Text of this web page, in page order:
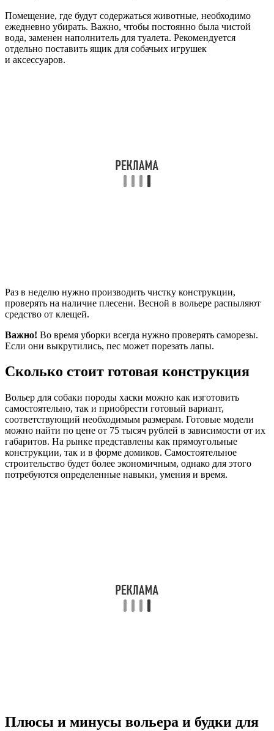
Помещение, где будут содержаться животные, необходимо
ежедневно убирать. Важно, чтобы постоянно была чистой
вода, заменен наполнитель для туалета. Рекомендуется
отдельно поставить ящик для собачьих игрушек
и аксессуаров.
Раз в неделю нужно производить чистку конструкции,
проверять на наличие плесени. Весной в вольере распыляют
средство от клещей.
Важно! Во время уборки всегда нужно проверять саморезы.
Если они выкрутились, пес может порезать лапы.
Сколько стоит готовая конструкция
Вольер для собаки породы хаски можно как изготовить
самостоятельно, так и приобрести готовый вариант,
соответствующий необходимым размерам. Готовые модели
можно найти по цене от 75 тысяч рублей в зависимости от их
габаритов. На рынке представлены как прямоугольные
конструкции, так и в форме домиков. Самостоятельное
строительство будет более экономичным, однако для этого
потребуются определенные навыки, умения и время.
Плюсы и минусы вольера и будки для